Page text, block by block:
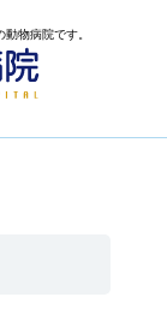
物病院です。